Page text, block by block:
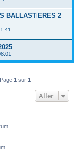
BALLASTIERES 2
1 sur 1
Aller